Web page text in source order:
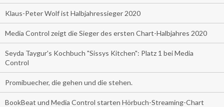
Klaus-Peter Wolf ist Halbjahressieger 2020
Media Control zeigt die Sieger des ersten Chart-Halbjahres 2020
Seyda Taygur's Kochbuch "Sissys Kitchen": Platz 1 bei Media
Control
Promibuecher, die gehen und die stehen.
BookBeat und Media Control starten Hörbuch-Streaming-Chart